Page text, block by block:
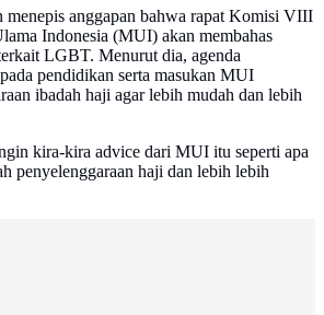
menepis anggapan bahwa rapat Komisi VIII
Indonesia (MUI) akan membahas
LGBT. Menurut dia, agenda
pendidikan serta masukan MUI
ibadah haji agar lebih mudah dan lebih
kira-kira advice dari MUI itu seperti apa
penyelenggaraan haji dan lebih lebih